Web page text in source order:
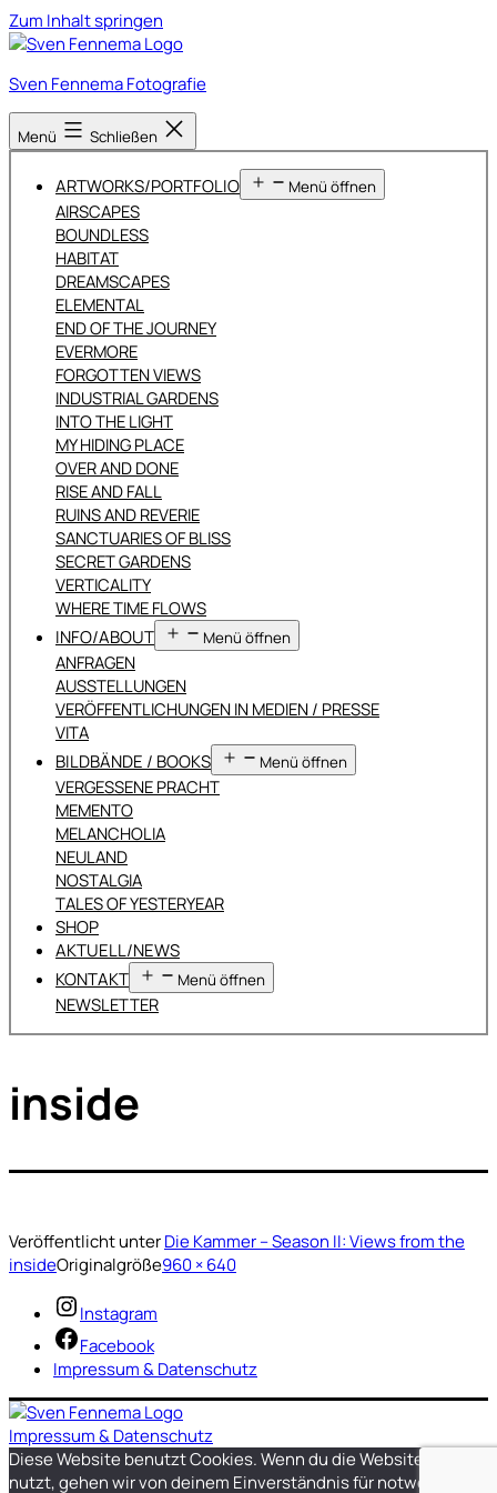
Zum Inhalt springen
Sven Fennema Fotografie
Menü Schließen
ARTWORKS/PORTFOLIO Menü öffnen
AIRSCAPES
BOUNDLESS
HABITAT
DREAMSCAPES
ELEMENTAL
END OF THE JOURNEY
EVERMORE
FORGOTTEN VIEWS
INDUSTRIAL GARDENS
INTO THE LIGHT
MY HIDING PLACE
OVER AND DONE
RISE AND FALL
RUINS AND REVERIE
SANCTUARIES OF BLISS
SECRET GARDENS
VERTICALITY
WHERE TIME FLOWS
INFO/ABOUT Menü öffnen
ANFRAGEN
AUSSTELLUNGEN
VERÖFFENTLICHUNGEN IN MEDIEN / PRESSE
VITA
BILDBÄNDE / BOOKS Menü öffnen
VERGESSENE PRACHT
MEMENTO
MELANCHOLIA
NEULAND
NOSTALGIA
TALES OF YESTERYEAR
SHOP
AKTUELL/NEWS
KONTAKT
Menü öffnen
NEWSLETTER
inside
Veröffentlicht unterDie Kammer – Season II: Views from the
insideOriginalgröße960 × 640
Instagram
Facebook
Impressum & Datenschutz
Impressum & Datenschutz
Diese Website benutzt Cookies. Wenn du die Website weiter
nutzt, gehen wir von deinem Einverständnis für notwendige